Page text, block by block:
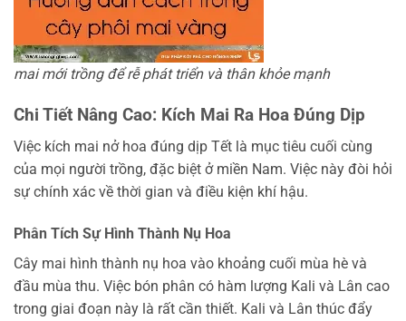
mai mới trồng để rễ phát triển và thân khỏe mạnh
Chi Tiết Nâng Cao: Kích Mai Ra Hoa Đúng Dịp
Việc kích mai nở hoa đúng dịp Tết là mục tiêu cuối cùng
của mọi người trồng, đặc biệt ở miền Nam. Việc này đòi hỏi
sự chính xác về thời gian và điều kiện khí hậu.
Phân Tích Sự Hình Thành Nụ Hoa
Cây mai hình thành nụ hoa vào khoảng cuối mùa hè và
đầu mùa thu. Việc bón phân có hàm lượng Kali và Lân cao
trong giai đoạn này là rất cần thiết. Kali và Lân thúc đẩy